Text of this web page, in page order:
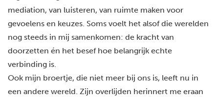
mediation, van luisteren, van ruimte maken voor
gevoelens en keuzes. Soms voelt het alsof die werelden
nog steeds in mij samenkomen: de kracht van
doorzetten én het besef hoe belangrijk echte
verbinding is.
Ook mijn broertje, die niet meer bij ons is, leeft nu in
een andere wereld. Zijn overlijden herinnert me eraan